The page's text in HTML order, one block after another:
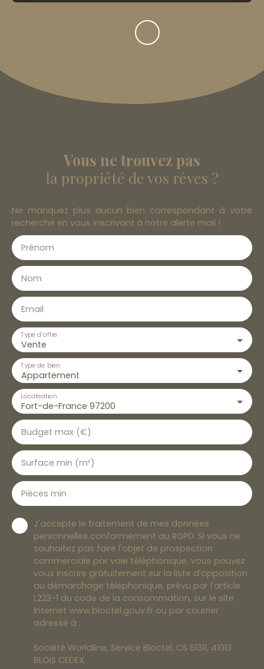
Vous ne trouvez pas
la propriété de vos rêves ?
Ne manquez plus aucun bien correspondant à votre
recherche en vous inscrivant à notre alerte mail !
Prénom
Nom
Email
Vente
Type d'offre
Appartement
Type de bien
Fort-de-France 97200
Localisation
Budget max (€)
Surface min (m²)
Pièces min
J'accepte le traitement de mes données
personnelles conformément au RGPD. Si vous ne
souhaitez pas faire l'objet de prospection
commerciale par voie téléphonique, vous pouvez
vous inscrire gratuitement sur la liste d'opposition
au démarchage téléphonique, prévu par l'article
L223-1 du code de la consommation, sur le site
Internet www.bloctel.gouv.fr ou par courrier
adressé à :
Société Worldline, Service Bloctel, CS 61311, 41013
BLOIS CEDEX.